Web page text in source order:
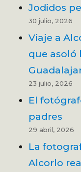
Jodidos
30 julio, 2026
Viaje a
que asoló
23 julio, 2026
El
padres
29 abril, 2026
La
Alcorlo